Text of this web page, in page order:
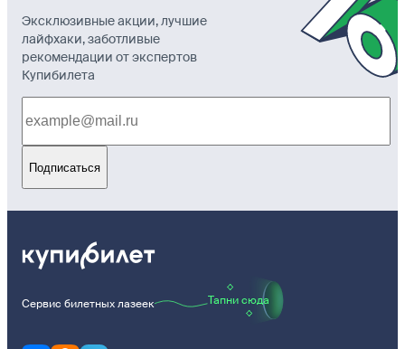
Эксклюзивные акции, лучшие
лайфхаки, заботливые
рекомендации от экспертов
Купибилета
Подписаться
Сервис билетных лазеек Тапни сюда